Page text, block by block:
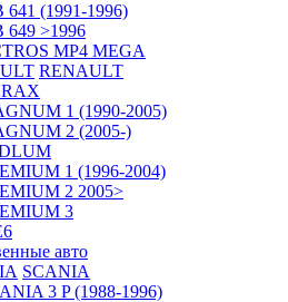
641 (1991-1996)
649 >1996
MP4 MEGA
RENAULT
1 (1990-2005)
2 (2005-)
1 (1996-2004)
2 2005>
3
авто
SCANIA
3 P (1988-1996)